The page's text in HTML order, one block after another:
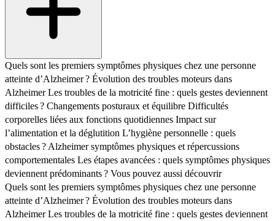
Quels sont les premiers symptômes physiques chez une personne
atteinte d’Alzheimer ? Évolution des troubles moteurs dans
AlzheimerLes troubles de la motricité fine : quels gestes deviennent
difficiles ? Changements posturaux et équilibre Difficultés
corporelles liées aux fonctions quotidiennes Impact sur
l’alimentation et la déglutition L’hygiène personnelle : quels
obstacles ? Alzheimer symptômes physiques et répercussions
comportementales Les étapes avancées : quels symptômes physiques
deviennent prédominants ? Vous pouvez aussi découvrir
Quels sont les premiers symptômes physiques chez une personne
atteinte d’Alzheimer ? Évolution des troubles moteurs dans
AlzheimerLes troubles de la motricité fine : quels gestes deviennent